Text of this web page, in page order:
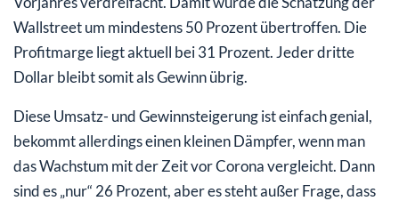
Wallstreet um mindestens 50 Prozent übertroffen. Die
Profitmarge liegt aktuell bei 31 Prozent. Jeder dritte
Dollar bleibt somit als Gewinn übrig.
Diese Umsatz- und Gewinnsteigerung ist einfach genial,
bekommt allerdings einen kleinen Dämpfer, wenn man
das Wachstum mit der Zeit vor Corona vergleicht. Dann
sind es „nur“ 26 Prozent, aber es steht außer Frage, dass